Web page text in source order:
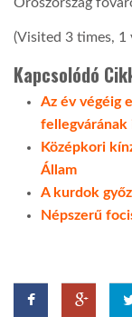
(Visited 3 times, 1
Kapcsolódó
Az év végéig
fellegvárának
Középkori
Állam
A kurdok
Népszerű